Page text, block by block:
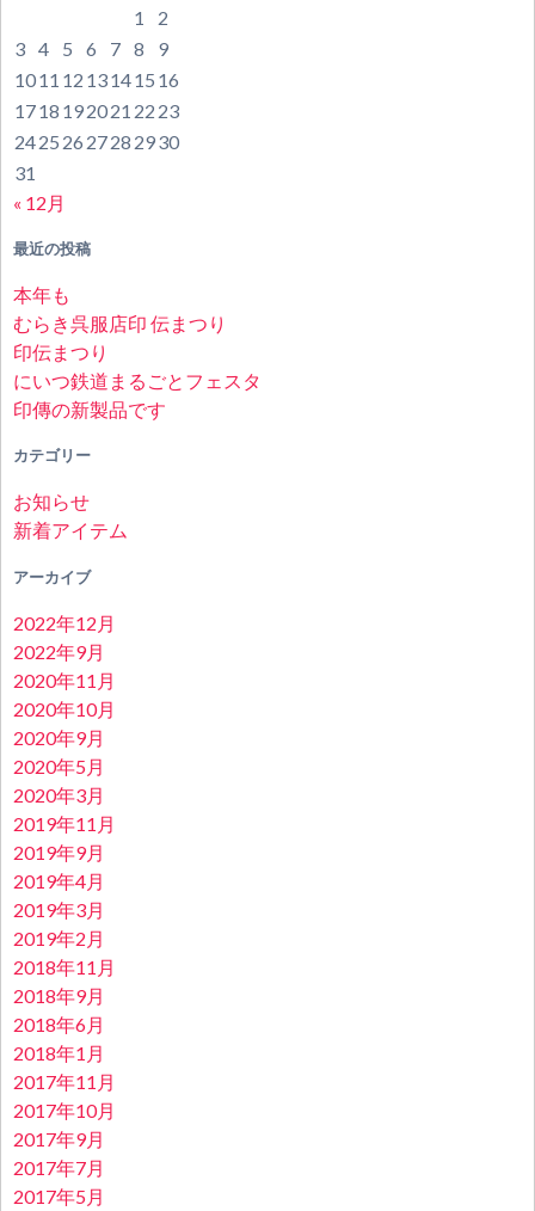
1
2
3 4 5 6 7 8
9
1011 12 131415 16
1718 192021 22 23
2425 26 2728 2930
31
« 12月
最近の投稿
本年も
むらき呉服店印 伝まつり
印伝まつり
にいつ鉄道まるごとフェスタ
印傳の新製品です
カテゴリー
お知らせ
新着アイテム
アーカイブ
2022年12月
2022年9月
2020年11月
2020年10月
2020年9月
2020年5月
2020年3月
2019年11月
2019年9月
2019年4月
2019年3月
2019年2月
2018年11月
2018年9月
2018年6月
2018年1月
2017年11月
2017年10月
2017年9月
2017年7月
2017年5月